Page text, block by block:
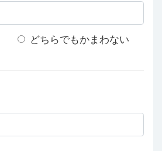
どちらでもかまわない